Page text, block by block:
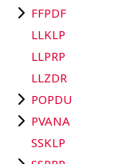
FFPDF
LLKLP
LLPRP
LLZDR
POPDU
PVANA
SSKLP